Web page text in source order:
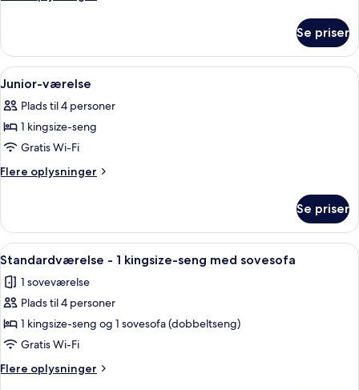
værelse
Se priser
Indlæs
alle
billeder
af
Junior-
værelse
Et pænt og ryddeligt soveværelse
4
Junior-værelse
Plads til 4 personer
1 kingsize-seng
Gratis Wi-Fi
Flere oplysninger
Flere
værelse
Se priser
Indlæs
alle
billeder
af
Standardværelse
-
1
kingsize-
Et pænt og ryddeligt soveværelse
4
Standardværelse - 1 kingsize-seng med sovesofa
1 soveværelse
Plads til 4 personer
1 kingsize-seng og 1 sovesofa (dobbeltseng)
Gratis Wi-Fi
Flere oplysninger
Flere